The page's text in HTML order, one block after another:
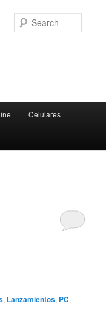
Celulares
, Lanzamientos, PC,